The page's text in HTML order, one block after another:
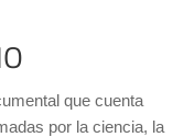
que cuenta
por la ciencia, la